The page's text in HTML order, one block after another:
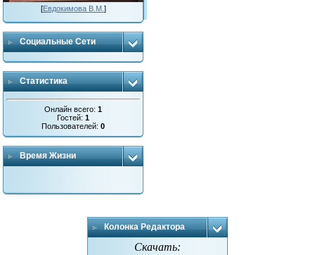
[Евдокимова В.М. ]
Социальные Сети
Статистика
Онлайн всего:1
Гостей:1
Пользователей:0
Время Жизни
Колонка Редактора
Скачать: